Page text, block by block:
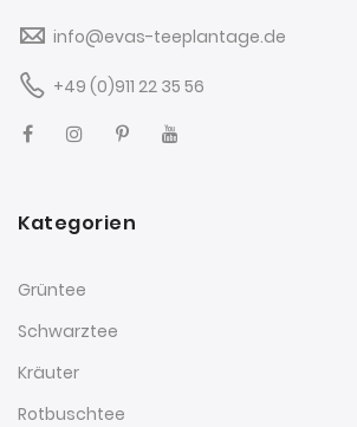
info@evas-teeplantage.de
+49 (0)911 22 35 56
Kategorien
Grüntee
Schwarztee
Kräuter
Rotbuschtee